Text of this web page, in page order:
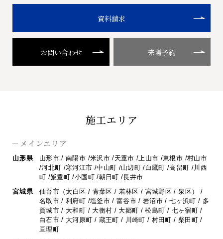
資料請求
お問い合わせ 来場予約
施工エリア
メインエリア
山形県
山形市 / 南陽市 /米沢市 /天童市 /上山市 /東根市 /村山市
/河北町 /寒河江市 /中山町 /山辺町 /白鷹町 /高畠町 /川西
町 /飯豊町 /小国町 /朝日町 /長井市
宮城県
仙台市（太白区 / 青葉区 / 若林区 / 宮城野区 / 泉区） /
名取市 / 利府町 /塩釜市 / 富谷市 / 岩沼市 / 七ヶ浜町 / 多
賀城市 / 大和町 / 大衡村 / 大郷町 /松島町 / 七ヶ宿町 /
白石市 / 大河原町 / 蔵王町 / 川崎町 / 村田町 / 柴田町 /
亘理町